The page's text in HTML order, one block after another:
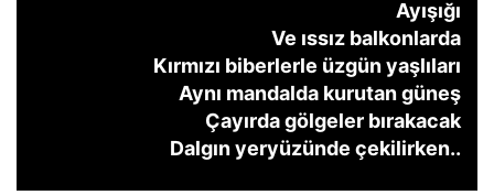
Ayışığı
Ve ıssız balkonlarda
Kırmızı biberlerle üzgün yaşlıları
Aynı mandalda kurutan güneş
Çayırda gölgeler bırakacak
Dalgın yeryüzünde çekilirken..